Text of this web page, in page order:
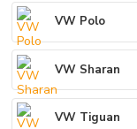
VW Polo
VW Sharan
VW Tiguan